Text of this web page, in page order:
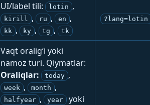
UI/label tili: lotin ,
kirill , ru , en ,
kk , ky , tg , tk
?lang=lotin
Vaqt oralig‘i yoki
namoz turi. Qiymatlar:
Oraliqlar:
today ,
week , month ,
halfyear , year
yoki